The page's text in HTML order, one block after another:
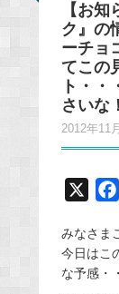
【お
ク』の
ーチョ
てこの
ト・
さいな！
2012年11
みなさま
今日はこ
な予感・